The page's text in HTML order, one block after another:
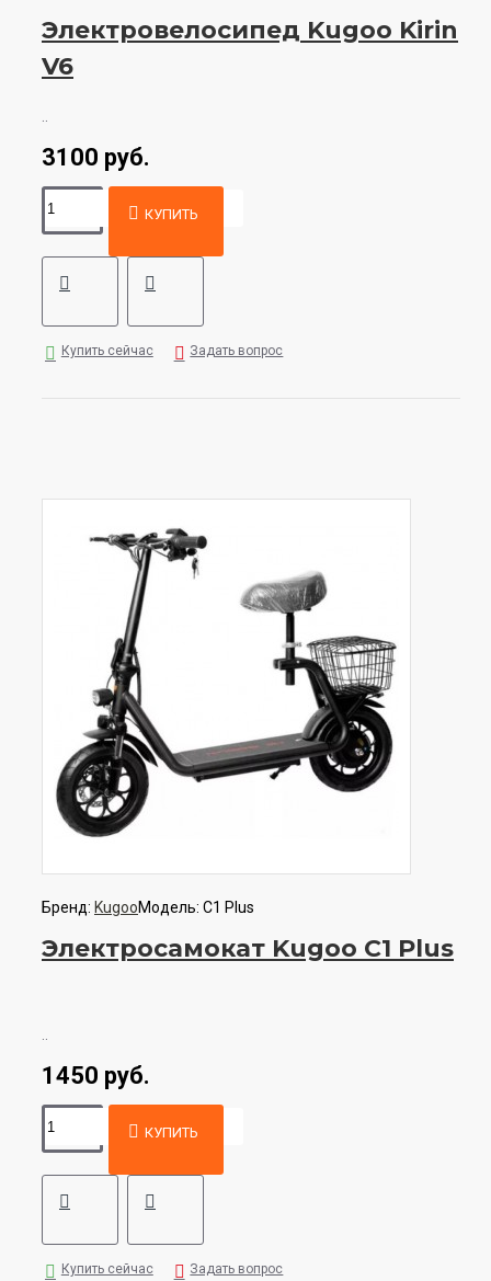
Электровелосипед Kugoo Kirin
V6
3100 руб.
КУПИТЬ
Купить сейчас Задать вопрос
Бренд: KugooМодель: C1 Plus
Электросамокат Kugoo C1 Plus
1450 руб.
КУПИТЬ
Купить сейчас Задать вопрос